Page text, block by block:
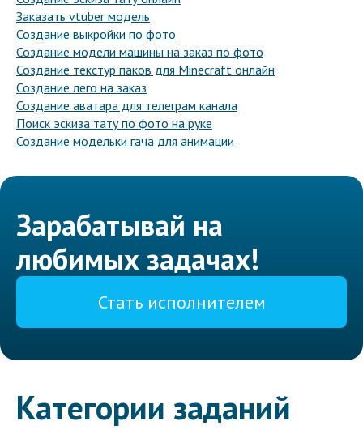
Заказать vtuber модель
Создание выкройки по фото
Создание модели машины на заказ по фото
Создание текстур паков для Minecraft онлайн
Создание лего на заказ
Создание аватара для телеграм канала
Поиск эскиза тату по фото на руке
Создание модельки гача для анимации
Зарабатывай на
любимых задачах!
Стать исполнителем
Категории заданий